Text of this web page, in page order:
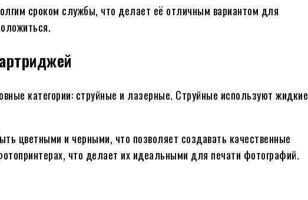
сроком службы, что делает её отличным вариантом для
категории: струйные и лазерные. Струйные используют жидкие
цветными и черными, что позволяет создавать качественные
что делает их идеальными для печати фотографий.